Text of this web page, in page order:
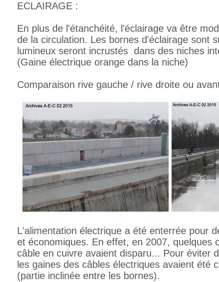
ECLAIRAGE :
En plus de l'étanchéité, l'éclairage va être
de la circulation. Les bornes d'éclairage sont
lumineux seront incrustés dans des niches
(Gaine électrique orange dans la niche)
Comparaison rive gauche / rive droite ou
L'alimentation électrique a été enterrée pour
et économiques. En effet, en 2007, quelques
câble en cuivre avaient disparu... Pour éviter
les gaines des câbles électriques avaient été
(partie inclinée entre les bornes).